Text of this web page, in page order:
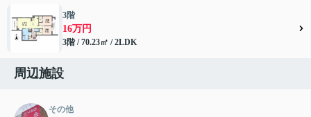
3階
16万円
3階 / 70.23㎡ / 2LDK
周辺施設
その他